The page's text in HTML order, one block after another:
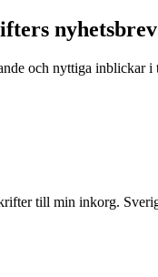
nyhetsbrev
och nyttiga inblickar i
till min inkorg.